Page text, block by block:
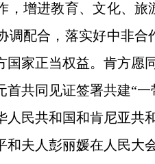
，增进教育、文化、
调配合，落实好中非
国家正当权益。肯方愿
首共同见证签署共建“
人民共和国和肯尼亚共
和夫人彭丽媛在人民大